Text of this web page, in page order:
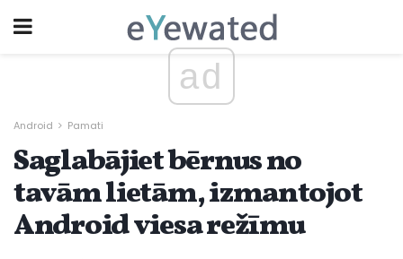
ad
Android Pamati
Saglabājiet bērnus no
tavām lietām, izmantojot
Android viesa režīmu